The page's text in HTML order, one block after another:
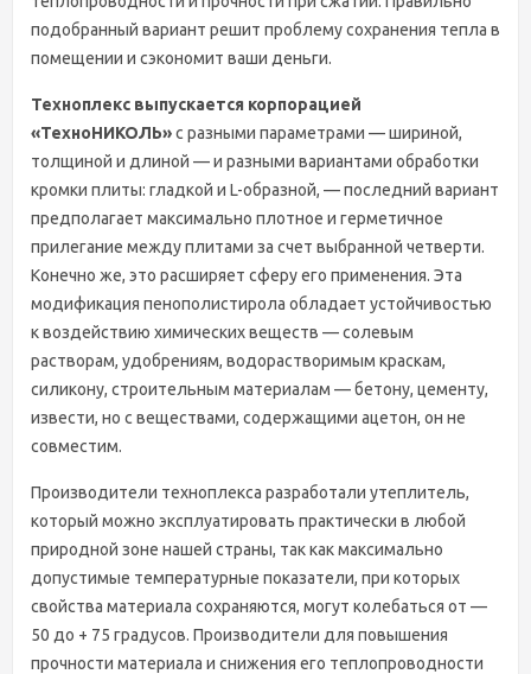
подобранный вариант решит проблему сохранения тепла в
помещении и сэкономит ваши деньги.
Техноплекс выпускается корпорацией
«ТехноНИКОЛЬ»с разными параметрами — шириной,
толщиной и длиной — и разными вариантами обработки
кромки плиты: гладкой и L-образной, — последний вариант
предполагает максимально плотное и герметичное
прилегание между плитами за счет выбранной четверти.
Конечно же, это расширяет сферу его применения. Эта
модификация пенополистирола обладает устойчивостью
к воздействию химических веществ — солевым
растворам, удобрениям, водорастворимым краскам,
силикону, строительным материалам — бетону, цементу,
извести, но с веществами, содержащими ацетон, он не
совместим.
Производители техноплекса разработали утеплитель,
который можно эксплуатировать практически в любой
природной зоне нашей страны, так как максимально
допустимые температурные показатели, при которых
свойства материала сохраняются, могут колебаться от —
50 до + 75 градусов. Производители для повышения
прочности материала и снижения его теплопроводности